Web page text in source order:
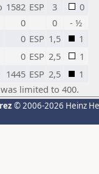
1582 ESP 3
0
0 0
- ½
0 ESP 1,5
1
0 ESP 2,5
1
1445 ESP 2,5
1
limited to 400.
© 2006-2026 Heinz